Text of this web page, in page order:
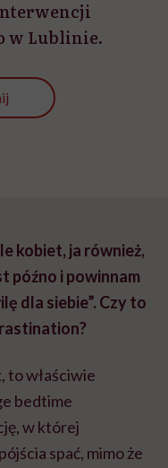
w Lublinie.
kobiet, ja również,
późno i powinnam
dla siebie”. Czy to
to właściwie
bedtime
w której
spać, mimo że